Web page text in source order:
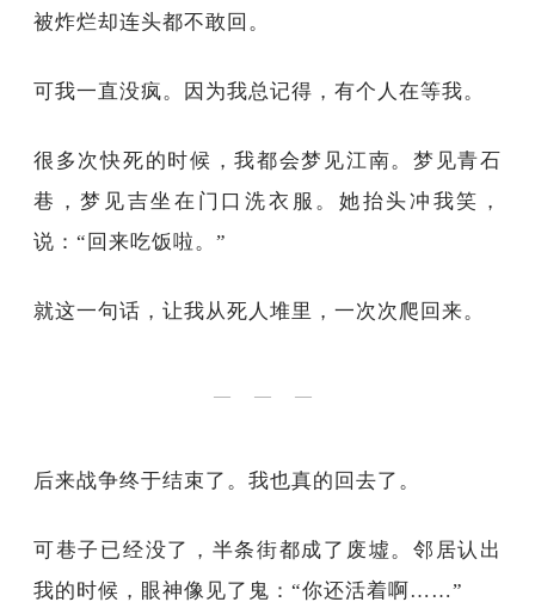
被炸烂却连头都不敢回。
可我一直没疯。因为我总记得，有个人在等我。
很多次快死的时候，我都会梦见江南。梦见青石
巷，梦见吉坐在门口洗衣服。她抬头冲我笑，
说：“回来吃饭啦。”
就这一句话，让我从死人堆里，一次次爬回来。
— — —
后来战争终于结束了。我也真的回去了。
可巷子已经没了，半条街都成了废墟。邻居认出
我的时候，眼神像见了鬼：“你还活着啊……”